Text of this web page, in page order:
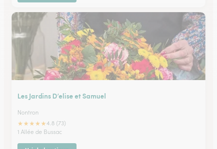
Les Jardins D’elise et Samuel
Nontron
★★★★★4.8 (73)
1 Allée de Bussac